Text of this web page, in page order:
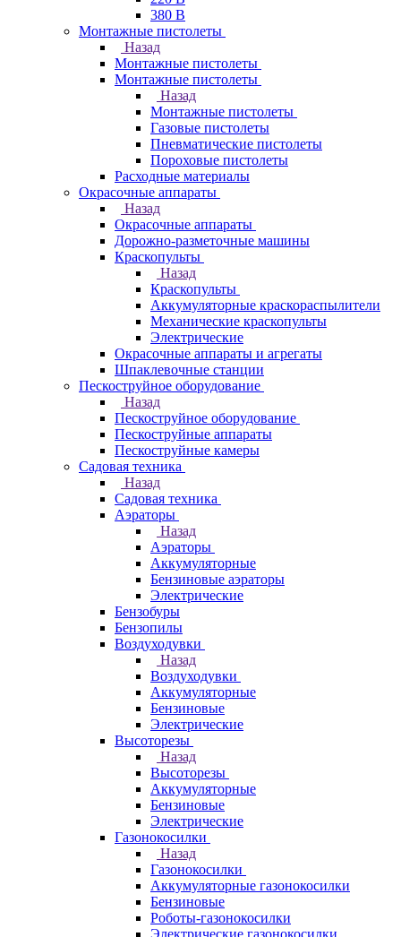
380 В
Монтажные пистолеты
Назад
Монтажные пистолеты
Монтажные пистолеты
Назад
Монтажные пистолеты
Газовые пистолеты
Пневматические пистолеты
Пороховые пистолеты
Расходные материалы
Окрасочные аппараты
Назад
Окрасочные аппараты
Дорожно-разметочные машины
Краскопульты
Назад
Краскопульты
Аккумуляторные краскораспылители
Механические краскопульты
Электрические
Окрасочные аппараты и агрегаты
Шпаклевочные станции
Пескоструйное оборудование
Назад
Пескоструйное оборудование
Пескоструйные аппараты
Пескоструйные камеры
Садовая техника
Назад
Садовая техника
Аэраторы
Назад
Аэраторы
Аккумуляторные
Бензиновые аэраторы
Электрические
Бензобуры
Бензопилы
Воздуходувки
Назад
Воздуходувки
Аккумуляторные
Бензиновые
Электрические
Высоторезы
Назад
Высоторезы
Аккумуляторные
Бензиновые
Электрические
Газонокосилки
Назад
Газонокосилки
Аккумуляторные газонокосилки
Бензиновые
Роботы-газонокосилки
Электрические газонокосилки